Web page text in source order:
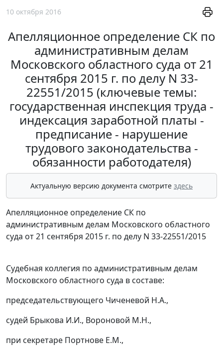
10 октября 2016
Апелляционное определение СК по
административным делам
Московского областного суда от 21
сентября 2015 г. по делу N 33-
22551/2015 (ключевые темы:
государственная инспекция труда -
индексация заработной платы -
предписание - нарушение
трудового законодательства -
обязанности работодателя)
Актуальную версию документа смотрите здесь
Апелляционное определение СК по
административным делам Московского областного
суда от 21 сентября 2015 г. по делу N 33-22551/2015
Судебная коллегия по административным делам
Московского областного суда в составе:
председательствующего Чиченевой Н.А.,
судей Брыкова И.И., Вороновой М.Н.,
при секретаре Портнове Е.М.,